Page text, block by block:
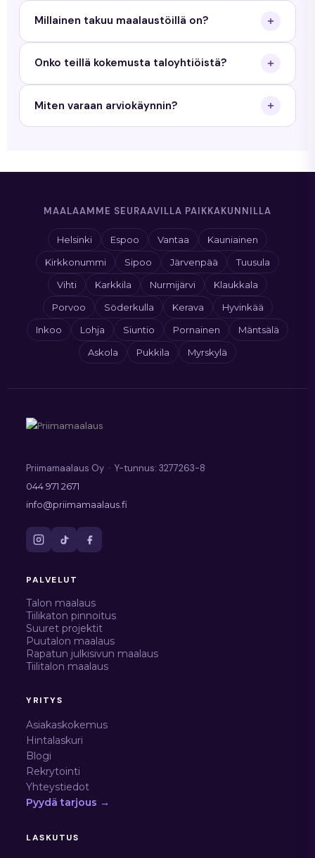
maksuttomalla arviokäynnillä ja toimitamme
kirjallisen tarjouksen.
Millainen takuu maalaustöillä on?
maalaustöille ja 5 vuoden takuun tiilikaton
pinnoitukselle.
Onko teillä kokemusta taloyhtiöistä?
taloyhtiöille. Meillä on kokemusta yli 350 kohteesta
Uudellamaalla.
Miten varaan arviokäynnin?
sopivana ajankohtana.
MAALAAMME SEURAAVILLA PAIKKAKUNNILLA
Helsinki Espoo Vantaa
Kauniainen
Kirkkonummi
Sipoo Järvenpää
Tuusula
Vihti
Karkkila Nurmijärvi
Klaukkala
Porvoo
Söderkulla Kerava
Hyvinkää
Inkoo
Lohja Siuntio Pornainen
Mäntsälä
Askola
Pukkila Myrskylä
Priimamaalaus Oy · Y-tunnus: 3277263-8
044 971 2671
info@priimamaalaus.fi
PALVELUT
Talon maalaus
Tiilikaton pinnoitus
Suuret projektit
Puutalon maalaus
Rapatun julkisivun maalaus
Tiilitalon maalaus
YRITYS
Asiakaskokemus
Hintalaskuri
Blogi
Rekrytointi
Yhteystiedot
Pyydä tarjous →
LASKUTUS